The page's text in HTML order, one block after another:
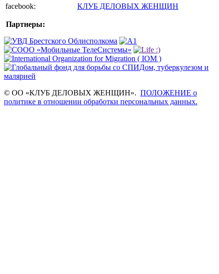
facebook:
КЛУБ ДЕЛОВЫХ ЖЕНЩИН
Партнеры:
© ОО «КЛУБ ДЕЛОВЫХ ЖЕНЩИН». ПОЛОЖЕНИЕ о
политике в отношении обработки персональных данных.